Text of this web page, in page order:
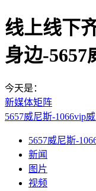
线上线下
身边-5657
今天是：
新媒体矩阵
5657威尼斯-1066vip
5657威尼斯-
新闻
图片
视频